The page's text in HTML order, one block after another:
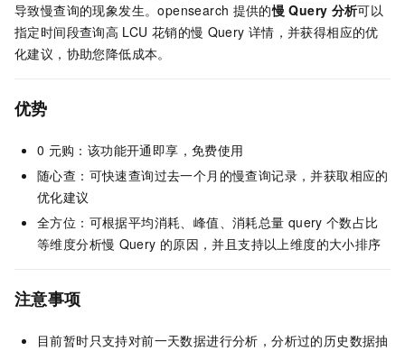
导致慢查询的现象发生。opensearch 提供的慢 Query 分析可以
指定时间段查询高 LCU 花销的慢 Query 详情，并获得相应的优
化建议，协助您降低成本。
优势
0 元购：该功能开通即享，免费使用
随心查：可快速查询过去一个月的慢查询记录，并获取相应的
优化建议
全方位：可根据平均消耗、峰值、消耗总量 query 个数占比
等维度分析慢 Query 的原因，并且支持以上维度的大小排序
注意事项
目前暂时只支持对前一天数据进行分析，分析过的历史数据抽